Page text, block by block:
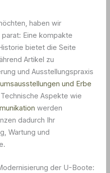
haben wir
Eine kompakte
bietet die Seite
Artikel zu
und Ausstellungspraxis
und Erbe
Aspekte wie
werden
dadurch Ihr
Wartung und
der U-Boote: